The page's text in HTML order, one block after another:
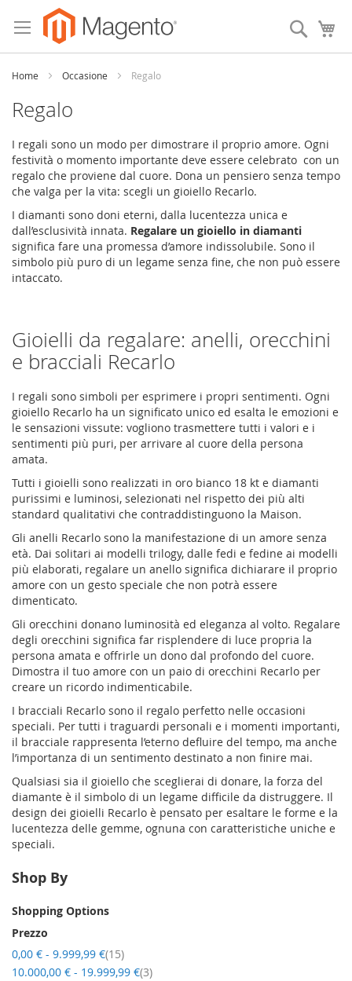
to
Content
Search
Home Occasione Regalo
Regalo
I regali sono un modo per dimostrare il proprio amore. Ogni
festività o momento importante deve essere celebrato con un
regalo che proviene dal cuore. Dona un pensiero senza tempo
che valga per la vita: scegli un gioiello Recarlo.
I diamanti sono doni eterni, dalla lucentezza unica e
dall’esclusività innata. Regalare un gioiello in diamanti
significa fare una promessa d’amore indissolubile. Sono il
simbolo più puro di un legame senza fine, che non può essere
intaccato.
Gioielli da regalare: anelli, orecchini
e bracciali Recarlo
I regali sono simboli per esprimere i propri sentimenti. Ogni
gioiello Recarlo ha un significato unico ed esalta le emozioni e
le sensazioni vissute: vogliono trasmettere tutti i valori e i
sentimenti più puri, per arrivare al cuore della persona
amata.
Tutti i gioielli sono realizzati in oro bianco 18 kt e diamanti
purissimi e luminosi, selezionati nel rispetto dei più alti
standard qualitativi che contraddistinguono la Maison.
Gli anelli Recarlo sono la manifestazione di un amore senza
età. Dai solitari ai modelli trilogy, dalle fedi e fedine ai modelli
più elaborati, regalare un anello significa dichiarare il proprio
amore con un gesto speciale che non potrà essere
dimenticato.
Gli orecchini donano luminosità ed eleganza al volto. Regalare
degli orecchini significa far risplendere di luce propria la
persona amata e offrirle un dono dal profondo del cuore.
Dimostra il tuo amore con un paio di orecchini Recarlo per
creare un ricordo indimenticabile.
I bracciali Recarlo sono il regalo perfetto nelle occasioni
speciali. Per tutti i traguardi personali e i momenti importanti,
il bracciale rappresenta l’eterno defluire del tempo, ma anche
l’importanza di un sentimento destinato a non finire mai.
Qualsiasi sia il gioiello che sceglierai di donare, la forza del
diamante è il simbolo di un legame difficile da distruggere. Il
design dei gioielli Recarlo è pensato per esaltare le forme e la
lucentezza delle gemme, ognuna con caratteristiche uniche e
speciali.
Shop By
Shopping Options
Prezzo
0,00 € - 9.999,99 € 15item
10.000,00 € - 19.999,99 € 3item